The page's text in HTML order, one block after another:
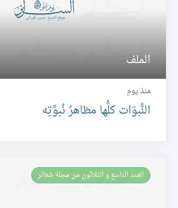
الملف
منذ يوم
النُّبوّات كلُّها مظاهرُ نُبوَّتِه
العـدد التاسع و الثلاثون من مجلة شعائر